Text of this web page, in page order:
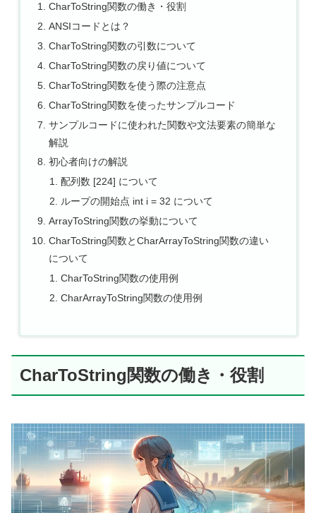
CharToString関数の働き・役割
ANSIコードとは？
CharToString関数の引数について
CharToString関数の戻り値について
CharToString関数を使う際の注意点
CharToString関数を使ったサンプルコード
サンプルコードに使われた関数や文法要素の簡単な
解説
初心者向けの解説
配列数 [224] について
ループの開始点 int i = 32 について
ArrayToString関数の挙動について
CharToString関数とCharArrayToString関数の違い
について
CharToString関数の使用例
CharArrayToString関数の使用例
CharToString関数の働き・役割